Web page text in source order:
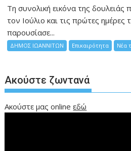
Τη συνολική εικόνα της δουλειάς
τον Ιούλιο και τις πρώτες
παρουσίασε...
ΔΗΜΟΣ ΙΩΑΝΝΙΤΩΝ Επικαιρότητα Νέα
Ακούστε ζωντανά
Ακούστε μας onlineεδώ